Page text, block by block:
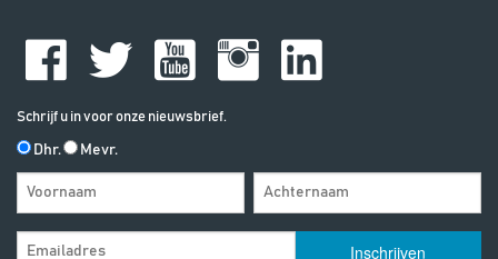
Schrijf u in voor onze nieuwsbrief.
Dhr. Mevr.